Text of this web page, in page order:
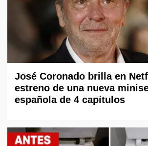
José Coronado brilla en
estreno de una nueva
española de 4 capítulos